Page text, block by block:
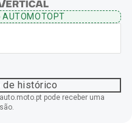
AUTOMOTOPT
de histórico
pode receber uma